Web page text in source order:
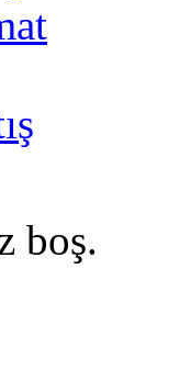
boş.